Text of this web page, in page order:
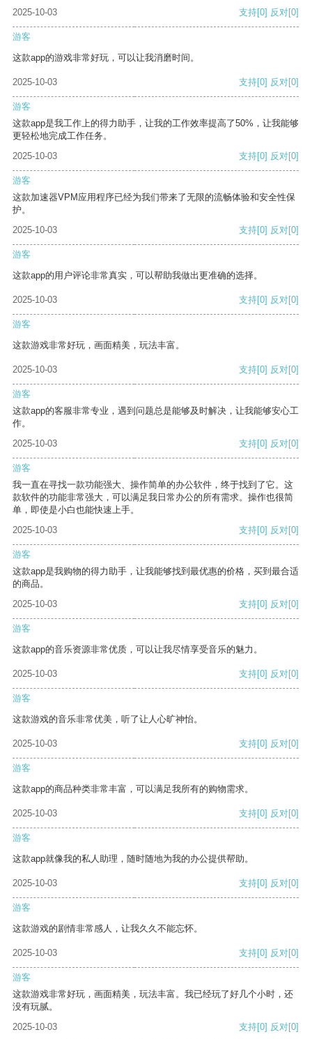
2025-10-03 支持[0] 反对[0]
游客
这款app的游戏非常好玩，可以让我消磨时间。
2025-10-03 支持[0] 反对[0]
游客
这款app是我工作上的得力助手，让我的工作效率提高了50%，让我能够
更轻松地完成工作任务。
2025-10-03
支持[0] 反对[0]
游客
这款加速器VPM应用程序已经为我们带来了无限的流畅体验和安全性保
护。
2025-10-03
支持[0] 反对[0]
游客
这款app的用户评论非常真实，可以帮助我做出更准确的选择。
2025-10-03 支持[0] 反对[0]
游客
这款游戏非常好玩，画面精美，玩法丰富。
2025-10-03 支持[0] 反对[0]
游客
这款app的客服非常专业，遇到问题总是能够及时解决，让我能够安心工
作。
2025-10-03
支持[0] 反对[0]
游客
我一直在寻找一款功能强大、操作简单的办公软件，终于找到了它。这
款软件的功能非常强大，可以满足我日常办公的所有需求。操作也很简
单，即使是小白也能快速上手。
2025-10-03
支持[0] 反对[0]
游客
这款app是我购物的得力助手，让我能够找到最优惠的价格，买到最合适
的商品。
2025-10-03
支持[0] 反对[0]
游客
这款app的音乐资源非常优质，可以让我尽情享受音乐的魅力。
2025-10-03 支持[0] 反对[0]
游客
这款游戏的音乐非常优美，听了让人心旷神怡。
2025-10-03 支持[0] 反对[0]
游客
这款app的商品种类非常丰富，可以满足我所有的购物需求。
2025-10-03 支持[0] 反对[0]
游客
这款app就像我的私人助理，随时随地为我的办公提供帮助。
2025-10-03 支持[0] 反对[0]
游客
这款游戏的剧情非常感人，让我久久不能忘怀。
2025-10-03 支持[0] 反对[0]
游客
这款游戏非常好玩，画面精美，玩法丰富。我已经玩了好几个小时，还
没有玩腻。
2025-10-03
支持[0] 反对[0]